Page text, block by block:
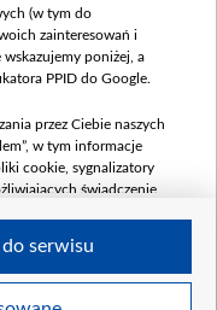
(w tym do
zainteresowań i
poniżej, a
PPID do Google.
przez Ciebie naszych
w tym informacje
cookie, sygnalizatory
świadczenie
przez Ciebie
serwisu